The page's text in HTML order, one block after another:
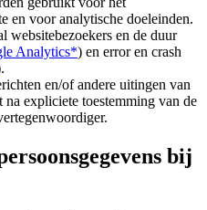
en voor analytische doeleinden.
websitebezoekers en de duur
Analytics*) en error en crash
en/of andere uitingen van
na expliciete toestemming van de
bij